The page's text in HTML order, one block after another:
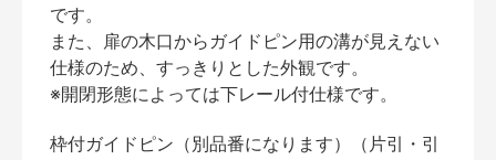
です。
また、扉の木口からガイドピン用の溝が見えない
仕様のため、すっきりとした外観です。
※開閉形態によっては下レール付仕様です。
枠付ガイドピン（別品番になります）（片引・引